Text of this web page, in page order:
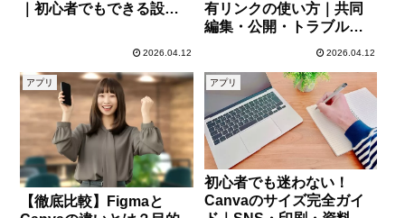
｜初心者でもできる設
2026.04.12
有リンクの使い方｜共同
編集・公開・トラブル対
2026.04.12
アプリ
【徹底比較】Figmaと
アプリ
初心者でも迷わない！
Canvaのサイズ完全ガイ